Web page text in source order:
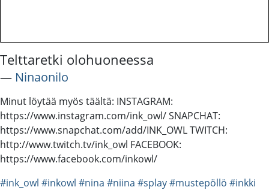
Telttaretki olohuoneessa
― Ninaonilo
Minut löytää myös täältä: INSTAGRAM:
https://www.instagram.com/ink_owl/ SNAPCHAT:
https://www.snapchat.com/add/INK_OWL TWITCH:
http://www.twitch.tv/ink_owl FACEBOOK:
https://www.facebook.com/inkowl/
#ink_owl #inkowl #nina #niina #splay#mustepöllö #inkki